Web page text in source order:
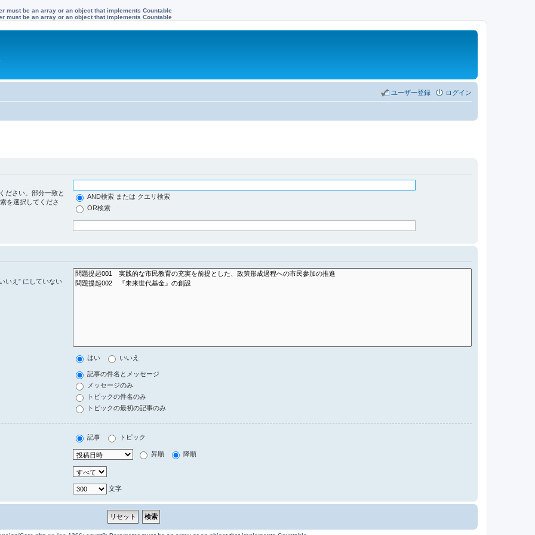
must be an array or an object that implements Countable
must be an array or an object that implements Countable
ログイン
ユーザー登録
ださい。部分一致と
を選択してくださ
AND検索 または クエリ検索
OR検索
いえ” にしていない
はい いいえ
記事の件名とメッセージ
メッセージのみ
トピックの件名のみ
トピックの最初の記事のみ
記事 トピック
昇順 降順
文字